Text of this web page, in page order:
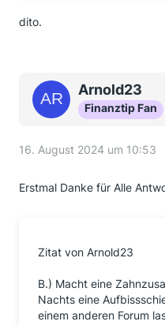
dito.
Arnold23
Finanztip Fan
16. August 2024 um 10:53
Erstmal Danke für Alle
Zitat von Arnold23
B.) Macht eine
Nachts eine
einem anderen Forum